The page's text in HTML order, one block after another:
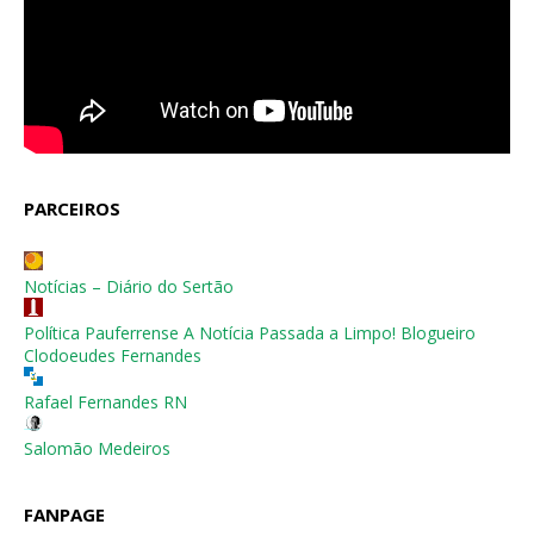
PARCEIROS
Notícias – Diário do Sertão
Política Pauferrense A Notícia Passada a Limpo! Blogueiro
Clodoeudes Fernandes
Rafael Fernandes RN
Salomão Medeiros
FANPAGE